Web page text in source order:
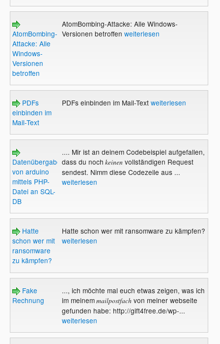
AtomBombing-
Attacke: Alle
Windows-
Versionen
betroffen
AtomBombing-Attacke: Alle Windows-
Versionen betroffen weiterlesen
PDFs
einbinden im
Mail-Text
PDFs einbinden im Mail-Text weiterlesen
Datenübergabe
von arduino
mittels PHP-
Datei an SQL-
DB
.... Mir ist an deinem Codebeispiel aufgefallen,
dass du noch keinenvollständigen Request
sendest. Nimm diese Codezeile aus ...
weiterlesen
Hatte
schon wer mit
ransomware
zu kämpfen?
Hatte schon wer mit ransomware zu kämpfen?
weiterlesen
Fake
Rechnung
..., ich möchte mal euch etwas zeigen, was ich
im meinemmailpostfachvon meiner webseite
gefunden habe: http://gift4free.de/wp-...
weiterlesen